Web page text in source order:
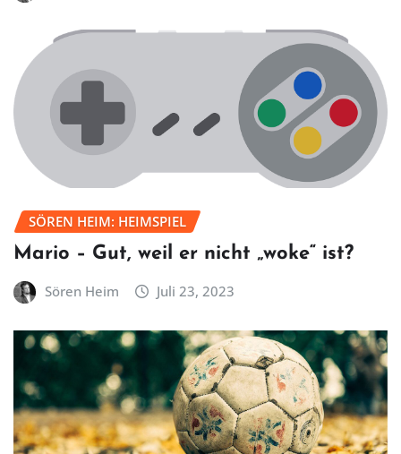
SÖREN HEIM: HEIMSPIEL
Mario – Gut, weil er nicht „woke“ ist?
Sören Heim Juli 23, 2023